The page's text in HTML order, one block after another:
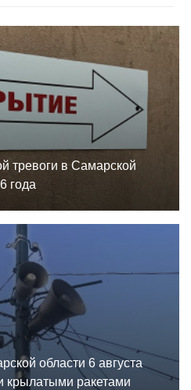
тревоги в Самарской
года
области 6 августа
крылатыми ракетами